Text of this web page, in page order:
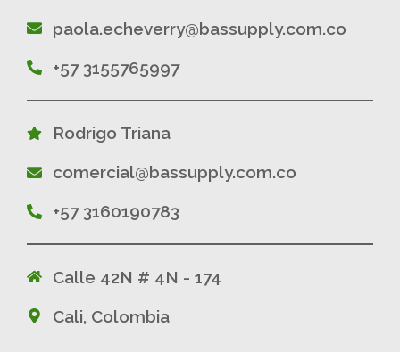
paola.echeverry@bassupply.com.co
+57 3155765997
Rodrigo Triana
comercial@bassupply.com.co
+57 3160190783
Calle 42N # 4N - 174
Cali, Colombia